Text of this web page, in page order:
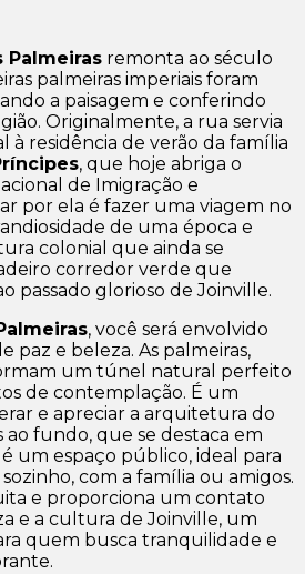
Palmeiras remonta ao século
palmeiras imperiais foram
a paisagem e conferindo
Originalmente, a rua servia
à residência de verão da família
, que hoje abriga o
de Imigração e
por ela é fazer uma viagem no
de uma época e
colonial que ainda se
corredor verde que
passado glorioso de Joinville.
, você será envolvido
paz e beleza. As palmeiras,
um túnel natural perfeito
de contemplação. É um
e apreciar a arquitetura do
ao fundo, que se destaca em
um espaço público, ideal para
com a família ou amigos.
e proporciona um contato
e a cultura de Joinville, um
quem busca tranquilidade e